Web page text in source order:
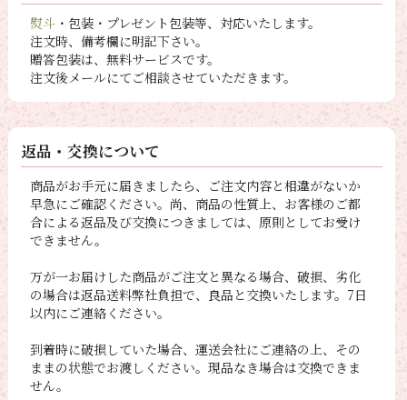
熨斗 ・包装・プレゼント包装等、対応いたします。
注文時、備考欄に明記下さい。
贈答包装は、無料サービスです。
注文後メールにてご相談させていただきます。
返品・交換について
商品がお手元に届きましたら、ご注文内容と相違がないか
早急にご確認ください。尚、商品の性質上、お客様のご都
合による返品及び交換につきましては、原則としてお受け
できません。
万が一お届けした商品がご注文と異なる場合、破損、劣化
の場合は返品送料弊社負担で、良品と交換いたします。7日
以内にご連絡ください。
到着時に破損していた場合、運送会社にご連絡の上、その
ままの状態でお渡しください。現品なき場合は交換できま
せん。